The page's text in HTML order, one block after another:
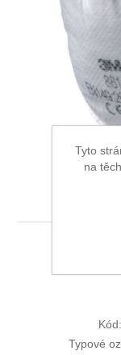
Ochrana proti
Kód:
Typové
Tyto
na